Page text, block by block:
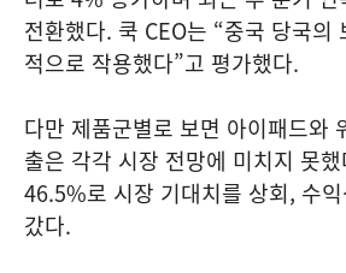
전환했다. 쿡 CEO는 “중국 당국의
적으로 작용했다”고 평가했다.
다만 제품군별로 보면 아이패드와
출은 각각 시장 전망에 미치지 못
46.5%로 시장 기대치를 상회, 수
갔다.